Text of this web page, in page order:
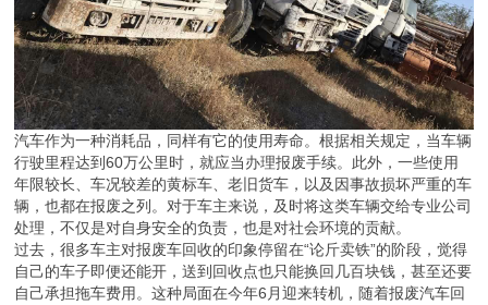
汽车作为一种消耗品，同样有它的使用寿命。根据相关规定，当车辆
行驶里程达到60万公里时，就应当办理报废手续。此外，一些使用
年限较长、车况较差的黄标车、老旧货车，以及因事故损坏严重的车
辆，也都在报废之列。对于车主来说，及时将这类车辆交给专业公司
处理，不仅是对自身安全的负责，也是对社会环境的贡献。
过去，很多车主对报废车回收的印象停留在“论斤卖铁”的阶段，觉得
自己的车子即便还能开，送到回收点也只能换回几百块钱，甚至还要
自己承担拖车费用。这种局面在今年6月迎来转机，随着报废汽车回